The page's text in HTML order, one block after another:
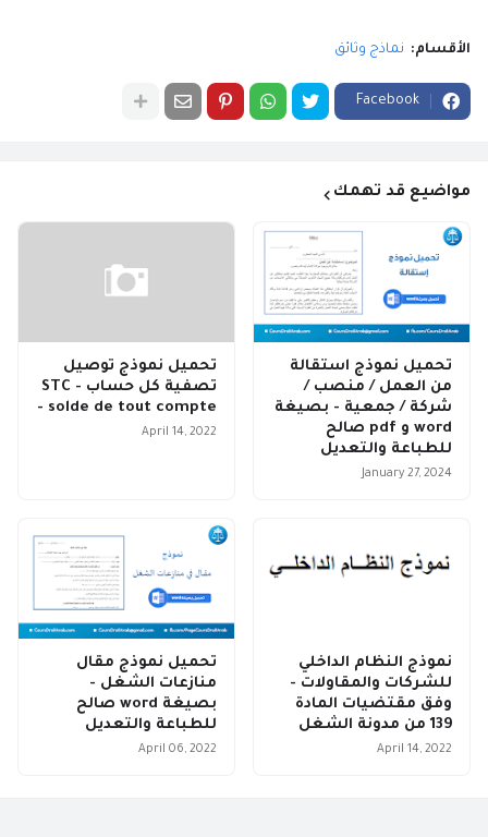
الأقسام: نماذج وثائق
Facebook
مواضيع قد تهمك
تحميل نموذج استقالة
من العمل / منصب /
شركة / جمعية - بصيغة
word و pdf صالح
للطباعة والتعديل
January 27, 2024
تحميل نموذج توصيل
تصفية كل حساب - STC
- solde de tout compte
April 14, 2022
نموذج النظام الداخلي
للشركات والمقاولات -
وفق مقتضيات المادة
139 من مدونة الشغل
April 14, 2022
تحميل نموذج مقال
منازعات الشغل -
بصيغة word صالح
للطباعة والتعديل
April 06, 2022